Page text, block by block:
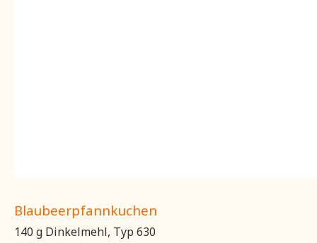
Blaubeerpfannkuchen
140 g Dinkelmehl, Typ 630